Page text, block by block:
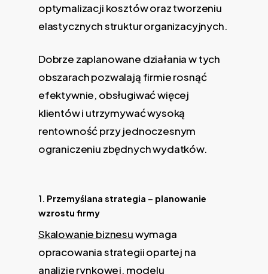
optymalizacji kosztów oraz tworzeniu
elastycznych struktur organizacyjnych.
Dobrze zaplanowane działania w tych
obszarach pozwalają firmie rosnąć
efektywnie, obsługiwać więcej
klientów i utrzymywać wysoką
rentowność przy jednoczesnym
ograniczeniu zbędnych wydatków.
1. Przemyślana strategia – planowanie
wzrostu firmy
Skalowanie biznesuwymaga
opracowania strategii opartej na
analizie rynkowej, modelu